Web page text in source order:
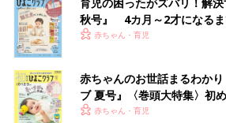
秋号』 4カ月～2才になるま
いっぱい！
赤ちゃん・育児
赤ちゃんのお世話まるわか
ブ 夏号』〈巻頭大特集〉初
く！ おっぱい・ミルクの基
赤ちゃん・育児